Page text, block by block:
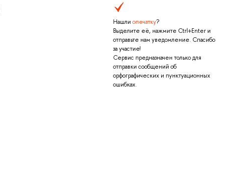
Нашли опечатку?
Выделите её, нажмите Ctrl+Enter и
отправьте нам уведомление. Спасибо
за участие!
Сервис предназначен только для
отправки сообщений об
орфографических и пунктуационных
ошибках.